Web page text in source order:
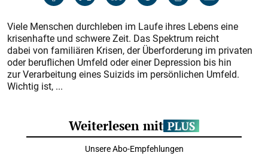
Viele Menschen durchleben im Laufe ihres Lebens eine
krisenhafte und schwere Zeit. Das Spektrum reicht
dabei von familiären Krisen, der Überforderung im privaten
oder beruflichen Umfeld oder einer Depression bis hin
zur Verarbeitung eines Suizids im persönlichen Umfeld.
Wichtig ist, ...